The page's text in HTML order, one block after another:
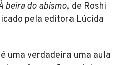
beira do abismo, de Roshi
pela editora Lúcida
é uma verdadeira uma aula